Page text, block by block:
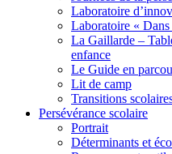
Laboratoire
Laboratoire «
La Gaillarde –
enfance
Le Guide en
Lit de camp
Transitions
Persévérance scolaire
Portrait
Déterminants et